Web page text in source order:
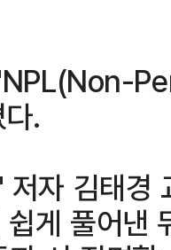
.
자 김태경
게 풀어낸